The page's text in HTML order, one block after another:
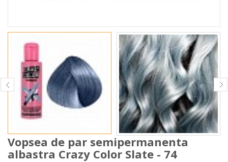
Vopsea de par semipermanenta
albastra Crazy Color Slate - 74